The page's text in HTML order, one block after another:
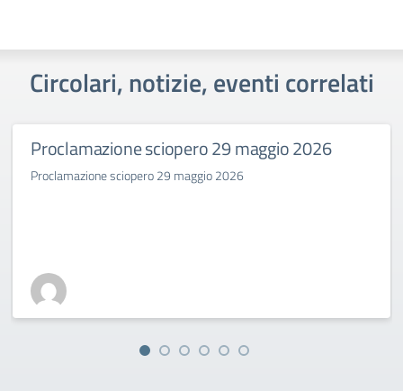
Circolari, notizie, eventi correlati
Proclamazione sciopero 29 maggio 2026
Proclamazione sciopero 29 maggio 2026